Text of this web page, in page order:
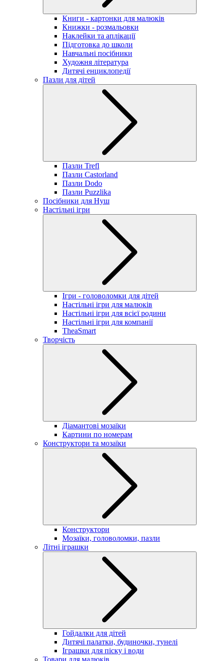
Книги - картонки для малюків
Книжки - розмальовки
Наклейки та аплікації
Підготовка до школи
Навчальні посібники
Художня література
Дитячі енциклопедії
Пазли для дітей
Пазли Trefl
Пазли Castorland
Пазли Dodo
Пазли Puzzlika
Посібники для Нуш
Настільні ігри
Ігри - головоломки для дітей
Настільні ігри для малюків
Настільні ігри для всієї родини
Настільні ігри для компанії
TheaSmart
Творчість
Діамантові мозаїки
Картини по номерам
Конструктори та мозаїки
Конструктори
Мозаїки, головоломки, пазли
Літні іграшки
Гойдалки для дітей
Дитячі палатки, будиночки, тунелі
Іграшки для піску і води
Товари для малюків